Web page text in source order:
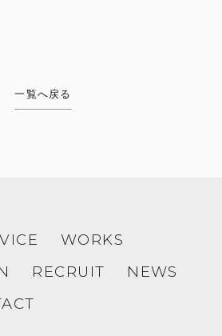
一覧へ戻る
WORKS
RECRUIT
NEWS